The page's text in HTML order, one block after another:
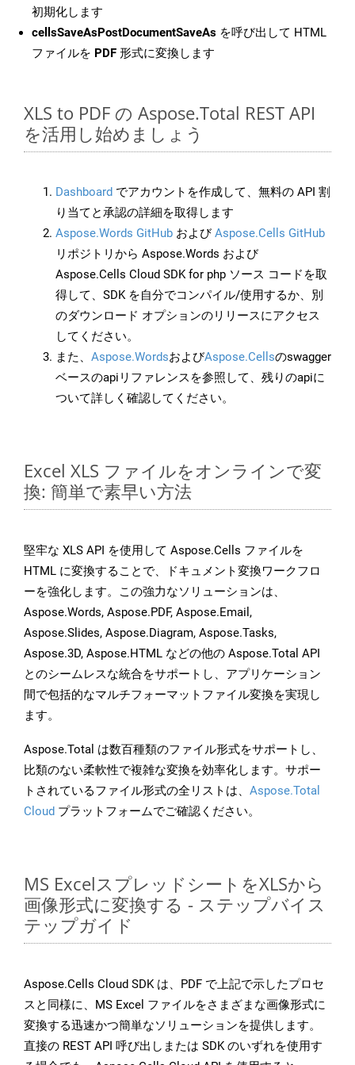
初期化します
cellsSaveAsPostDocumentSaveAs を呼び出して HTML
ファイルを PDF 形式に変換します
XLS to PDF の Aspose.Total REST API
を活用し始めましょう
Dashboard でアカウントを作成して、無料の API 割
り当てと承認の詳細を取得します
Aspose.Words GitHub およびAspose.Cells GitHub
リポジトリから Aspose.Words および
Aspose.Cells Cloud SDK for php ソース コードを取
得して、SDK を自分でコンパイル/使用するか、別
のダウンロード オプションのリリースにアクセス
してください。
また、 Aspose.WordsおよびAspose.Cellsのswagger
ベースのapiリファレンスを参照して、残りのapiに
ついて詳しく確認してください。
Excel XLS ファイルをオンラインで変
換: 簡単で素早い方法
堅牢な XLS API を使用して Aspose.Cells ファイルを
HTML に変換することで、ドキュメント変換ワークフロ
ーを強化します。この強力なソリューションは、
Aspose.Words, Aspose.PDF, Aspose.Email,
Aspose.Slides, Aspose.Diagram, Aspose.Tasks,
Aspose.3D, Aspose.HTML などの他の Aspose.Total API
とのシームレスな統合をサポートし、アプリケーション
間で包括的なマルチフォーマットファイル変換を実現し
ます。
Aspose.Total は数百種類のファイル形式をサポートし、
比類のない柔軟性で複雑な変換を効率化します。サポー
トされているファイル形式の全リストは、 Aspose.Total
Cloud プラットフォームでご確認ください。
MS ExcelスプレッドシートをXLSから
画像形式に変換する - ステップバイス
テップガイド
Aspose.Cells Cloud SDK は、PDF で上記で示したプロセ
スと同様に、MS Excel ファイルをさまざまな画像形式に
変換する迅速かつ簡単なソリューションを提供します。
直接の REST API 呼び出しまたは SDK のいずれを使用す